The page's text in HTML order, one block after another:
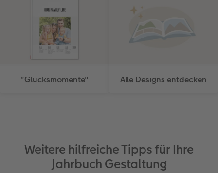
"Glücksmomente" Alle Designs entdecken
Weitere hilfreiche Tipps für Ihre
Jahrbuch Gestaltung